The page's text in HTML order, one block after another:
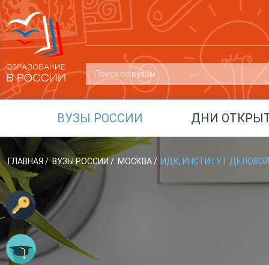
ВУЗЫ РОССИИ ДНИ
ГЛАВНАЯ / ВУЗЫ РОССИИ / МОСКВА/ ИДК, ИНСТИТУТ